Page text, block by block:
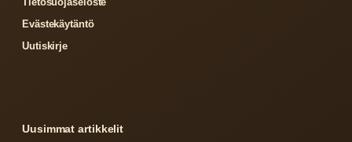
Evästekäytäntö
Uutiskirje
Uusimmat artikkelit